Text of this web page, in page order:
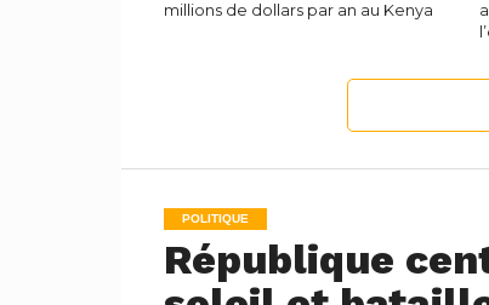
millions de dollars par an au Kenya
POLITIQUE
République